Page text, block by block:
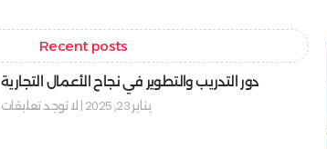
Recent posts
دور التدريب والتطوير في نجاح الأعمال التجارية
يناير 23, 2025
لا توجد تعليقات